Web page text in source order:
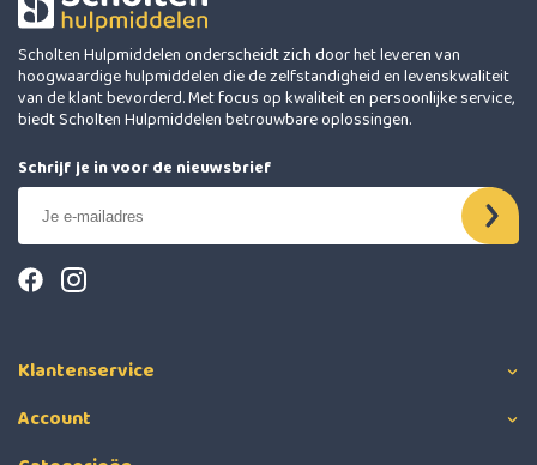
Scholten Hulpmiddelen onderscheidt zich door het leveren van
hoogwaardige hulpmiddelen die de zelfstandigheid en levenskwaliteit
van de klant bevorderd. Met focus op kwaliteit en persoonlijke service,
biedt Scholten Hulpmiddelen betrouwbare oplossingen.
Schrijf je in voor de nieuwsbrief
Klantenservice
Account